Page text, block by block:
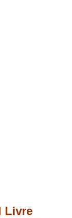
Livre